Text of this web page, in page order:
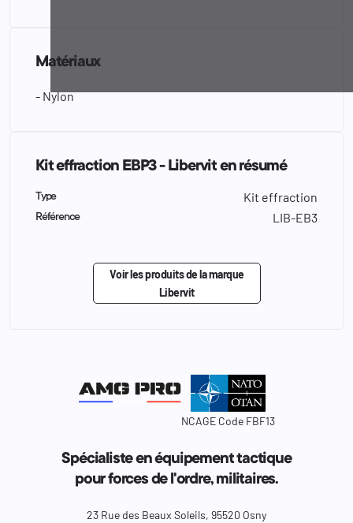
Matériaux
- Nylon
Kit effraction EBP3 - Libervit en résumé
Type Kit effraction
Référence LIB-EB3
Voir les produits de la marque
Libervit
NCAGE Code FBF13
Spécialiste en équipement tactique
pour forces de l'ordre, militaires.
23 Rue des Beaux Soleils, 95520 Osny